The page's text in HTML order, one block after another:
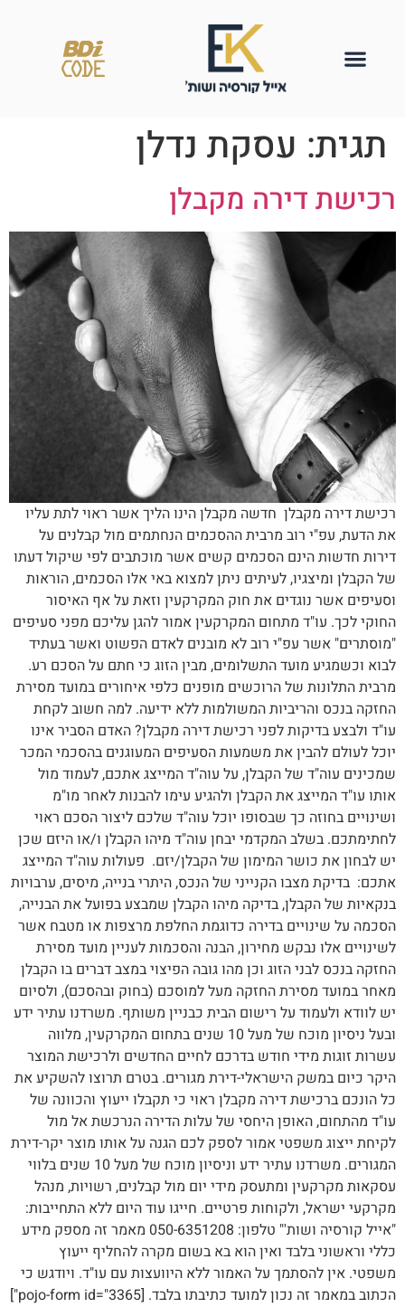
תגית: עסקת נדלן
רכישת דירה מקבלן
רכישת דירה מקבלן חדשה מקבלן הינו הליך אשר ראוי לתת עליו
את הדעת, עפ"י רוב מרבית ההסכמים הנחתמים מול קבלנים על
דירות חדשות הינם הסכמים קשים אשר מוכתבים לפי שיקול דעתו
של הקבלן ומיצגיו, לעיתים ניתן למצוא באי אלו הסכמים, הוראות
וסעיפים אשר נוגדים את חוק המקרקעין וזאת על אף האיסור
החוקי לכך. עו"ד מתחום המקרקעין אמור להגן עליכם מפני סעיפים
"מוסתרים" אשר עפ"י רוב לא מובנים לאדם הפשוט ואשר בעתיד
לבוא וכשמגיע מועד התשלומים, מבין הזוג כי חתם על הסכם רע.
מרבית התלונות של הרוכשים מופנים כלפי איחורים במועד מסירת
החזקה בנכס והריביות המשולמות ללא ידיעה. למה חשוב לקחת
עו"ד ולבצע בדיקות לפני רכישת דירה מקבלן? האדם הסביר אינו
יוכל לעולם להבין את משמעות הסעיפים המעוגנים בהסכמי המכר
שמכינים עוה"ד של הקבלן, על עוה"ד המייצג אתכם, לעמוד מול
אותו עו"ד המייצג את הקבלן ולהגיע עימו להבנות לאחר מו"מ
ושינויים בחוזה כך שבסופו יוכל עוה"ד שלכם ליצור הסכם ראוי
לחתימתכם. בשלב המקדמי יבחן עוה"ד מיהו הקבלן ו/או היזם שכן
יש לבחון את כושר המימון של הקבלן/יזם. פעולות עוה"ד המייצג
אתכם: בדיקת מצבו הקנייני של הנכס, היתרי בנייה, מיסים, ערבויות
בנקאיות של הקבלן, בדיקה מיהו הקבלן שמבצע בפועל את הבנייה,
הסכמה על שינויים בדירה כדוגמת החלפת מרצפות או מטבח אשר
לשינויים אלו נבקש מחירון, הבנה והסכמות לעניין מועד מסירת
החזקה בנכס לבני הזוג וכן מהו גובה הפיצוי במצב דברים בו הקבלן
מאחר במועד מסירת החזקה מעל למוסכם (בחוק ובהסכם), ולסיום
יש לוודא ולעמוד על רישום הבית כבניין משותף. משרדנו עתיר ידע
ובעל ניסיון מוכח של מעל 10 שנים בתחום המקרקעין, מלווה
עשרות זוגות מידי חודש בדרכם לחיים החדשים ולרכישת המוצר
היקר כיום במשק הישראלי-דירת מגורים. בטרם תרוצו להשקיע את
כל הונכם ברכישת דירה מקבלן ראוי כי תקבלו ייעוץ והכוונה של
עו"ד מהתחום, האופן היחסי של עלות הדירה הנרכשת אל מול
לקיחת ייצוג משפטי אמור לספק לכם הגנה על אותו מוצר יקר-דירת
המגורים. משרדנו עתיר ידע וניסיון מוכח של מעל 10 שנים בלווי
עסקאות מקרקעין ומתעסק מידי יום מול קבלנים, רשויות, מנהל
מקרקעי ישראל, ולקוחות פרטיים. חייגו עוד היום ללא התחייבות:
"אייל קורסיה ושות'" טלפון: 050-6351208 מאמר זה מספק מידע
כללי וראשוני בלבד ואין הוא בא בשום מקרה להחליף ייעוץ
משפטי. אין להסתמך על האמור ללא היוועצות עם עו"ד. ויודגש כי
הכתוב במאמר זה נכון למועד כתיבתו בלבד. [pojo-form id="3365"]